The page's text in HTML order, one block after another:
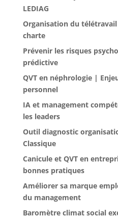
LEDIAG
Organisation du
charte
Prévenir les risques
prédictive
QVT en néphrologie |
personnel
IA et management
les leaders
Outil diagnostic
Classique
Canicule et QVT en
bonnes pratiques
Améliorer sa marque
du management
Baromètre climat social